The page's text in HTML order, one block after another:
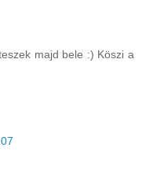
majd bele :) Köszi a